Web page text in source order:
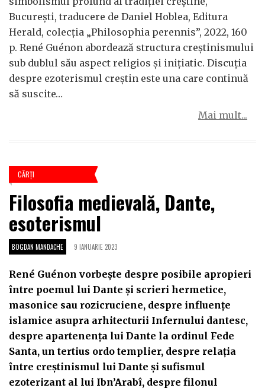
București, traducere de Daniel Hoblea, Editura
Herald, colecția „Philosophia perennis”, 2022, 160
p. René Guénon abordează structura creștinismului
sub dublul său aspect religios și inițiatic. Discuția
despre ezoterismul creștin este una care continuă
să suscite…
Mai mult...
CĂRŢI
Filosofia medievală, Dante,
esoterismul
BOGDAN MANDACHE 9 IANUARIE 2023
René Guénon vorbește despre posibile apropieri
între poemul lui Dante și scrieri hermetice,
masonice sau rozicruciene, despre influențe
islamice asupra arhitecturii Infernului dantesc,
despre apartenența lui Dante la ordinul Fede
Santa, un tertius ordo templier, despre relația
între creștinismul lui Dante și sufismul
ezoterizant al lui Ibn’Arabî, despre filonul